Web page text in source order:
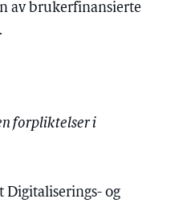
av brukerfinansierte
forpliktelser i
Digitaliserings- og